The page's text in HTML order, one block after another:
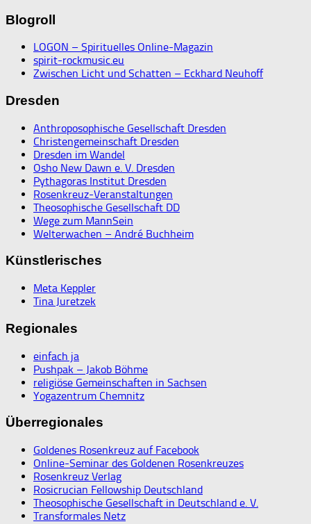
Blogroll
LOGON – Spirituelles Online-Magazin
spirit-rockmusic.eu
Zwischen Licht und Schatten – Eckhard Neuhoff
Dresden
Anthroposophische Gesellschaft Dresden
Christengemeinschaft Dresden
Dresden im Wandel
Osho New Dawn e. V. Dresden
Pythagoras Institut Dresden
Rosenkreuz-Veranstaltungen
Theosophische Gesellschaft DD
Wege zum MannSein
Welterwachen – André Buchheim
Künstlerisches
Meta Keppler
Tina Juretzek
Regionales
einfach ja
Pushpak – Jakob Böhme
religiöse Gemeinschaften in Sachsen
Yogazentrum Chemnitz
Überregionales
Goldenes Rosenkreuz auf Facebook
Online-Seminar des Goldenen Rosenkreuzes
Rosenkreuz Verlag
Rosicrucian Fellowship Deutschland
Theosophische Gesellschaft in Deutschland e. V.
Transformales Netz